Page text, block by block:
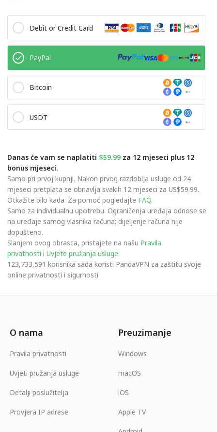
Debit or Credit Card
PayPal
Bitcoin
USDT
Danas će vam se naplatiti $59.99 za 12 mjeseci plus 12
bonus mjeseci.
Samo pri prvoj kupnji. Nakon prvog razdoblja usluge od 24
mjeseci pretplata se obnavlja svakih 12 mjeseci za US$59.99.
Otkažite bilo kada. Za pomoć pogledajte FAQ.
Samo za individualnu upotrebu. Ograničenja uređaja odnose se
na uređaje samog vlasnika računa; dijeljenje računa nije
dopušteno.
Slanjem ovog obrasca, pristajete na našu Pravila
privatnosti i Uvjete pružanja usluge.
123,733,591 korisnika sada koristi PandaVPN za zaštitu svoje
online privatnosti i sigurnosti
O nama
Pravila privatnosti
Uvjeti pružanja usluge
Detalji poslužitelja
Provjera IP adrese
Preuzimanje
Windows
macOS
iOS
Apple TV